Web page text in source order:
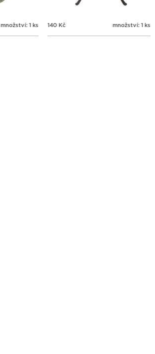
množství: 1 ks 140 Kč množství: 1 ks